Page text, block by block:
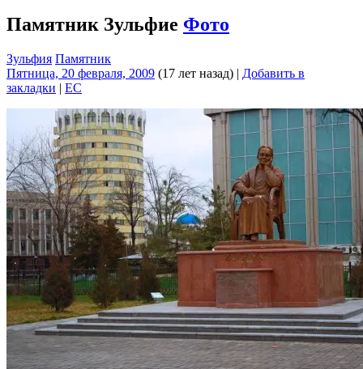
Памятник Зульфие Фото
Зульфия Памятник
Пятница, 20 февраля, 2009 (17 лет назад) | Добавить в
закладки | EC